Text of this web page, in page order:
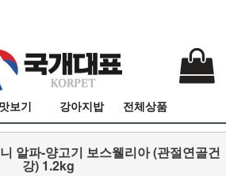
맛보기 강아지밥 전체상품
알파-양고기 보스웰리아 (관절연골건
강) 1.2kg